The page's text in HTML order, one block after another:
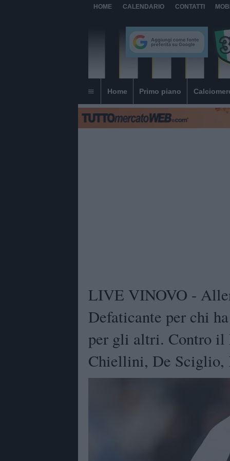
HOME CALENDARIO CONTATTI
Home Primo piano
LIVE VINOVO -
Defaticante per chi
per gli altri. Contro il
Chiellini, De Sciglio,